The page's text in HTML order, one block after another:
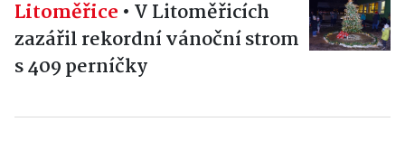
Litoměřice • V Litoměřicích
zazářil rekordní vánoční strom
s 409 perníčky